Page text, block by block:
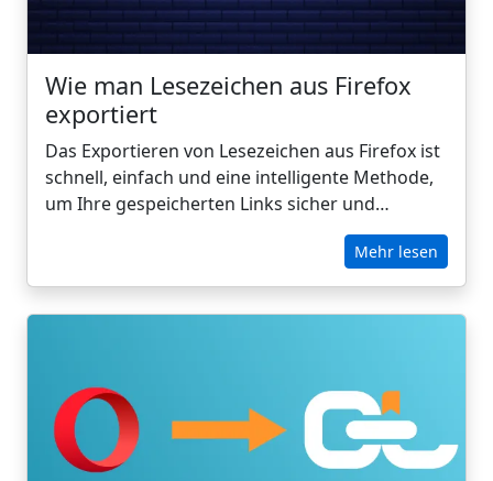
Wie man Lesezeichen aus Firefox
exportiert
Das Exportieren von Lesezeichen aus Firefox ist
schnell, einfach und eine intelligente Methode,
um Ihre gespeicherten Links sicher und
portabel zu halten. Egal, ob Sie den Browser
wechseln, ein neues Gerät einrichten oder ein
Backup erstellen, mit Firefox können Sie Ihre
Lesezeichen als HTML-Datei speichern, die
Schritte und zeigen Ihnen, wie Sie Ihre
exportierten Lesezeichen in CarryLinks
importieren können, um sie zu organisieren,
Duplikate zu bereinigen und nahtlos über alle
Mehr lesen